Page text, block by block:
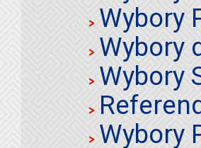
Wybory
Wybory
Wybory
Wybory